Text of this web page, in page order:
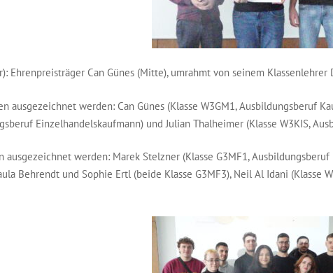
Ehrenpreisträger Can Günes (Mitte), umrahmt von seinem
ausgezeichnet werden: Can Günes (Klasse W3GM1, Ausbildungsberuf
Einzelhandelskaufmann) und Julian Thalheimer (Klasse W3KIS,
werden: Marek Stelzner (Klasse G3MF1,
Behrendt und Sophie Ertl (beide Klasse G3MF3), Neil Al Idani